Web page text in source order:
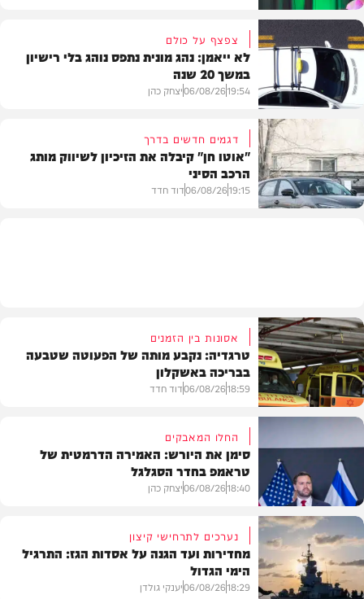
VOD
משטרה
צפצף על כולם
לא ייאמן: נהג מונית נתפס נוהג בלי רישיון
במשך 20 שנה
19:54
06/08/26יצחק כהן
דגמים חדשים בדרך
"אוטו חן" קיבלה את הזיכיון לשיווק מותג
הרכב הסיני
19:15
06/08/26דוד חדד
בארץ
אסונות בין הזמנים
טרגדיה: נקבע מותה של הפעוטה שטבעה
בבריכה באשקלון
18:59
06/08/26דוד חדד
בעולם
החלו המאבקים
סימן את היורש: האמירה הדרמטית של
טראמפ בחדר הסגלגל
18:40
06/08/26יצחק כהן
נערכים לתרחישי קיצון
מחדירות ועד הגנה על אסדות הגז: התרגיל
הימי הגדול
18:29
06/08/26יענקי גולדן